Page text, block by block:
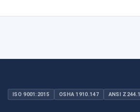
ISO 9001:2015 OSHA 1910.147 ANSI Z244.1